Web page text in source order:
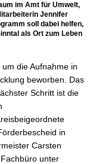
im Amt für Umwelt,
Jennifer
soll dabei helfen,
als Ort zum Leben
die Aufnahme in
beworben. Das
Schritt ist die
in
Carsten
unter